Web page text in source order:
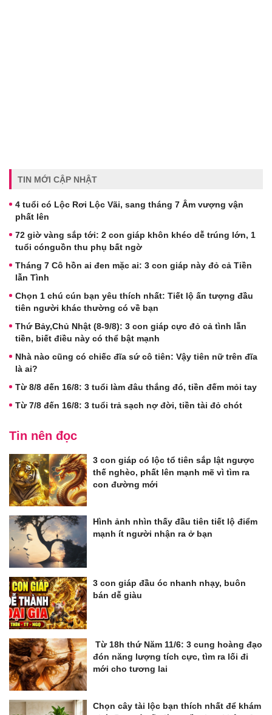
TIN MỚI CẬP NHẬT
4 tuổi có Lộc Rơi Lộc Vãi, sang tháng 7 Âm vượng vận
phất lên
72 giờ vàng sắp tới: 2 con giáp khôn khéo dễ trúng lớn, 1
tuổi cónguồn thu phụ bất ngờ
Tháng 7 Cô hồn ai đen mặc ai: 3 con giáp này đỏ cả Tiền
lẫn Tình
Chọn 1 chú cún bạn yêu thích nhất: Tiết lộ ấn tượng đầu
tiên người khác thường có về bạn
Thứ Bảy,Chủ Nhật (8-9/8): 3 con giáp cực đỏ cả tình lẫn
tiền, biết điều này có thể bật mạnh
Nhà nào cũng có chiếc đĩa sứ cô tiên: Vậy tiên nữ trên đĩa
là ai?
Từ 8/8 đến 16/8: 3 tuổi làm đâu thắng đó, tiền đếm mỏi tay
Từ 7/8 đến 16/8: 3 tuổi trả sạch nợ đời, tiền tài đỏ chót
Tin nên đọc
3 con giáp có lộc tổ tiên sắp lật ngược
thế nghèo, phất lên mạnh mẽ vì tìm ra
con đường mới
Hình ảnh nhìn thấy đầu tiên tiết lộ điểm
mạnh ít người nhận ra ở bạn
3 con giáp đầu óc nhanh nhạy, buôn
bán dễ giàu
Từ 18h thứ Năm 11/6: 3 cung hoàng đạo
đón năng lượng tích cực, tìm ra lối đi
mới cho tương lai
Chọn cây tài lộc bạn thích nhất để khám